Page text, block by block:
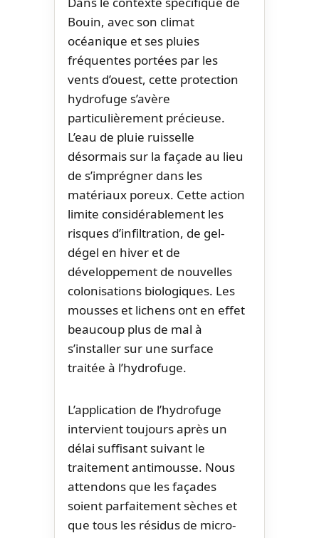
Bouin, avec son climat
océanique et ses pluies
fréquentes portées par les
vents d’ouest, cette protection
hydrofuge s’avère
particulièrement précieuse.
L’eau de pluie ruisselle
désormais sur la façade au lieu
de s’imprégner dans les
matériaux poreux. Cette action
limite considérablement les
risques d’infiltration, de gel-
dégel en hiver et de
développement de nouvelles
colonisations biologiques. Les
mousses et lichens ont en effet
beaucoup plus de mal à
s’installer sur une surface
traitée à l’hydrofuge.
L’application de l’hydrofuge
intervient toujours après un
délai suffisant suivant le
traitement antimousse. Nous
attendons que les façades
soient parfaitement sèches et
que tous les résidus de micro-